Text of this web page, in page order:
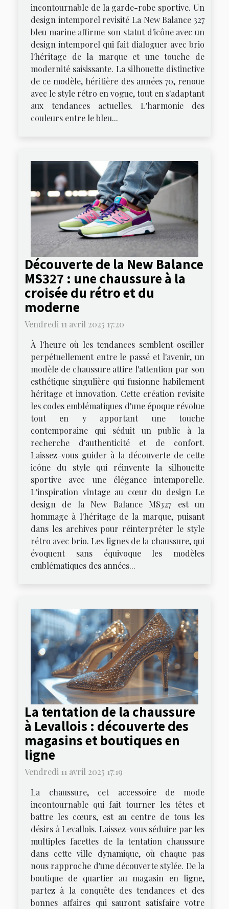
incontournable de la garde-robe sportive. Un
design intemporel revisité La New Balance 327
bleu marine affirme son statut d'icône avec un
design intemporel qui fait dialoguer avec brio
l'héritage de la marque et une touche de
modernité saisissante. La silhouette distinctive
de ce modèle, héritière des années 70, renoue
avec le style rétro en vogue, tout en s'adaptant
aux tendances actuelles. L'harmonie des
couleurs entre le bleu...
Découverte de la New Balance
MS327 : une chaussure à la
croisée du rétro et du
moderne
Vendredi 11 avril 2025 17:20
À l'heure où les tendances semblent osciller
perpétuellement entre le passé et l'avenir, un
modèle de chaussure attire l'attention par son
esthétique singulière qui fusionne habilement
héritage et innovation. Cette création revisite
les codes emblématiques d'une époque révolue
tout en y apportant une touche
contemporaine qui séduit un public à la
recherche d'authenticité et de confort.
Laissez-vous guider à la découverte de cette
icône du style qui réinvente la silhouette
sportive avec une élégance intemporelle.
L'inspiration vintage au cœur du design Le
design de la New Balance MS327 est un
hommage à l'héritage de la marque, puisant
dans les archives pour réinterpréter le style
rétro avec brio. Les lignes de la chaussure, qui
évoquent sans équivoque les modèles
emblématiques des années...
La tentation de la chaussure
à Levallois : découverte des
magasins et boutiques en
ligne
Vendredi 11 avril 2025 17:19
La chaussure, cet accessoire de mode
incontournable qui fait tourner les têtes et
battre les cœurs, est au centre de tous les
désirs à Levallois. Laissez-vous séduire par les
multiples facettes de la tentation chaussure
dans cette ville dynamique, où chaque pas
nous rapproche d'une découverte stylée. De la
boutique de quartier au magasin en ligne,
partez à la conquête des tendances et des
bonnes affaires qui sauront satisfaire votre